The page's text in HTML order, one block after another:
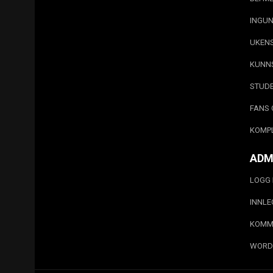
FANS
LOGG